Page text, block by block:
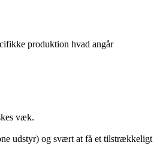
produktion hvad angår
væk.
udstyr) og svært at få et tilstrækkeligt